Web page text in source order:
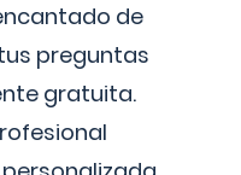
de
preguntas
gratuita.